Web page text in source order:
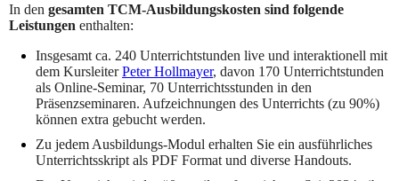
In den gesamten TCM-Ausbildungskosten sind folgende
Leistungen enthalten:
Insgesamt ca. 240 Unterrichtstunden live und interaktionell mit
dem KursleiterPeter Hollmayer, davon 170 Unterrichtstunden
als Online-Seminar, 70 Unterrichtsstunden in den
Präsenzseminaren. Aufzeichnungen des Unterrichts (zu 90%)
können extra gebucht werden.
Zu jedem Ausbildungs-Modul erhalten Sie ein ausführliches
Unterrichtsskript als PDF Format und diverse Handouts.